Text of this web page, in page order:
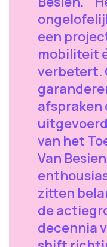
een
mobiliteit
verbetert.
afspraken
van het
Van
zitten
de
decennia